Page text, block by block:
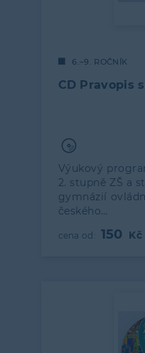
6.–9. ROČNÍK
CD Pravopis
Výukový
2. stupně ZŠ a
gymnázií
českého…
150